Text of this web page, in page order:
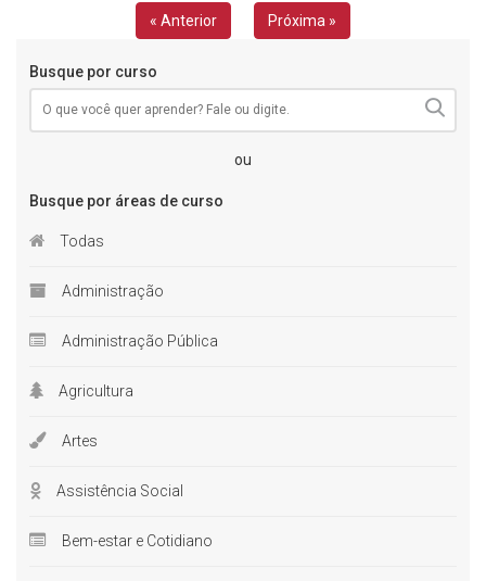
« Anterior Próxima »
Busque por curso
ou
Busque por áreas de curso
Todas
Administração
Administração Pública
Agricultura
Artes
Assistência Social
Bem-estar e Cotidiano